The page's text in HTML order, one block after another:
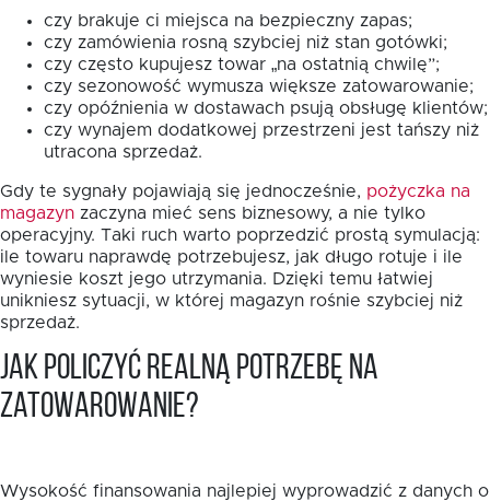
czy brakuje ci miejsca na bezpieczny zapas;
czy zamówienia rosną szybciej niż stan gotówki;
czy często kupujesz towar „na ostatnią chwilę”;
czy sezonowość wymusza większe zatowarowanie;
czy opóźnienia w dostawach psują obsługę klientów;
czy wynajem dodatkowej przestrzeni jest tańszy niż
utracona sprzedaż.
Gdy te sygnały pojawiają się jednocześnie, pożyczka na
magazyn zaczyna mieć sens biznesowy, a nie tylko
operacyjny. Taki ruch warto poprzedzić prostą symulacją:
ile towaru naprawdę potrzebujesz, jak długo rotuje i ile
wyniesie koszt jego utrzymania. Dzięki temu łatwiej
unikniesz sytuacji, w której magazyn rośnie szybciej niż
sprzedaż.
Jak policzyć realną potrzebę na
zatowarowanie?
Wysokość finansowania najlepiej wyprowadzić z danych o